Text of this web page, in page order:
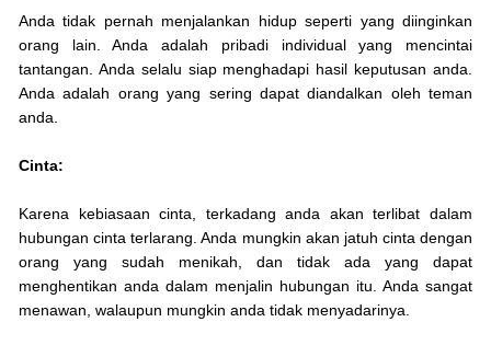
Anda tidak pernah menjalankan hidup seperti yang diinginkan
orang lain. Anda adalah pribadi individual yang mencintai
tantangan. Anda selalu siap menghadapi hasil keputusan anda.
Anda adalah orang yang sering dapat diandalkan oleh teman
anda.
Cinta:
Karena kebiasaan cinta, terkadang anda akan terlibat dalam
hubungan cinta terlarang. Anda mungkin akan jatuh cinta dengan
orang yang sudah menikah, dan tidak ada yang dapat
menghentikan anda dalam menjalin hubungan itu. Anda sangat
menawan, walaupun mungkin anda tidak menyadarinya.